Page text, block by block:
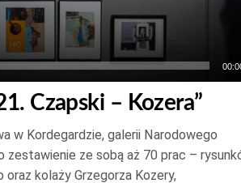
Czapski – Kozera”
w Kordegardzie, galerii Narodowego
zestawienie ze sobą aż 70 prac –
kolaży Grzegorza Kozery,